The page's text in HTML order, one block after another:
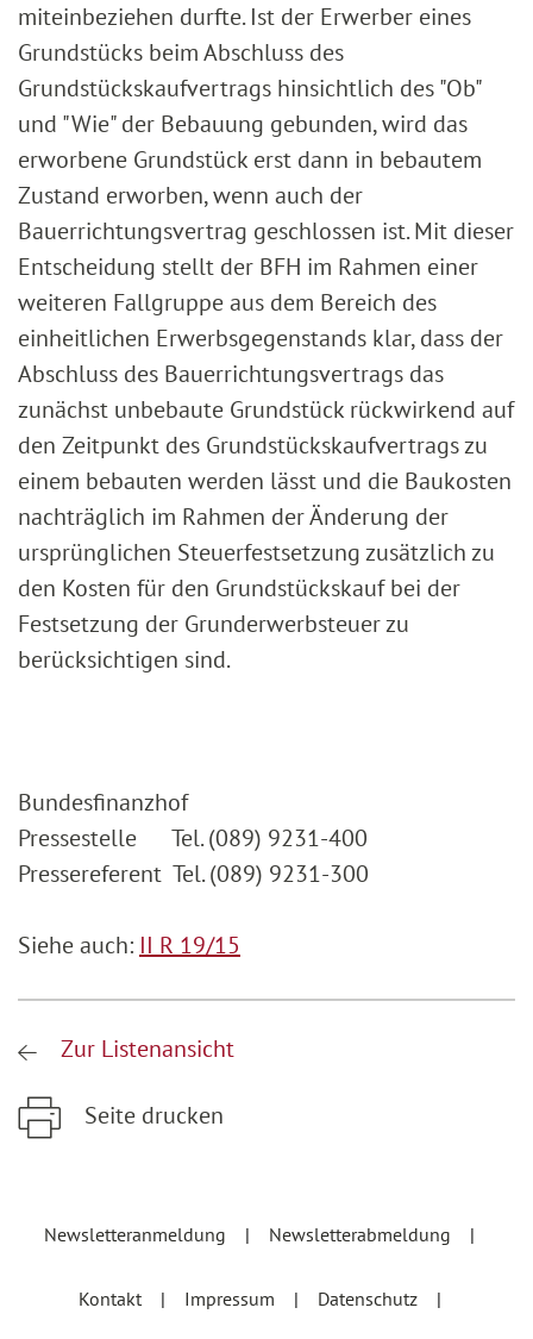
miteinbeziehen durfte. Ist der Erwerber eines
Grundstücks beim Abschluss des
Grundstückskaufvertrags hinsichtlich des "Ob"
und "Wie" der Bebauung gebunden, wird das
erworbene Grundstück erst dann in bebautem
Zustand erworben, wenn auch der
Bauerrichtungsvertrag geschlossen ist. Mit dieser
Entscheidung stellt der BFH im Rahmen einer
weiteren Fallgruppe aus dem Bereich des
einheitlichen Erwerbsgegenstands klar, dass der
Abschluss des Bauerrichtungsvertrags das
zunächst unbebaute Grundstück rückwirkend auf
den Zeitpunkt des Grundstückskaufvertrags zu
einem bebauten werden lässt und die Baukosten
nachträglich im Rahmen der Änderung der
ursprünglichen Steuerfestsetzung zusätzlich zu
den Kosten für den Grundstückskauf bei der
Festsetzung der Grunderwerbsteuer zu
berücksichtigen sind.
Bundesfinanzhof
Pressestelle Tel. (089) 9231-400
Pressereferent Tel. (089) 9231-300
Siehe auch: II R 19/15
Zur Listenansicht
Seite drucken
Newsletteranmeldung
Newsletterabmeldung
Kontakt Impressum Datenschutz